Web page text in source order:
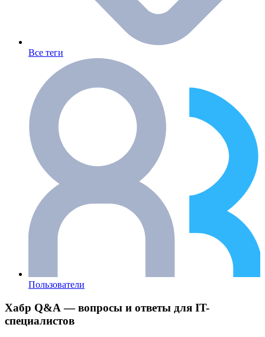
Все теги
Пользователи
Хабр Q&A — вопросы и ответы для IT-
специалистов